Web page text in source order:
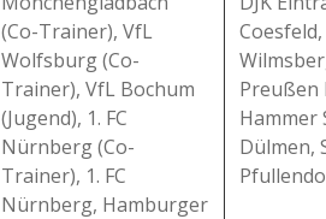
(Co-Trainer), VfL
Wolfsburg (Co-
Trainer), VfL Bochum
(Jugend), 1. FC
Nürnberg (Co-
Trainer), 1. FC
Nürnberg, Hamburger
Coesfeld,
Preußen
Hammer
Dülmen,